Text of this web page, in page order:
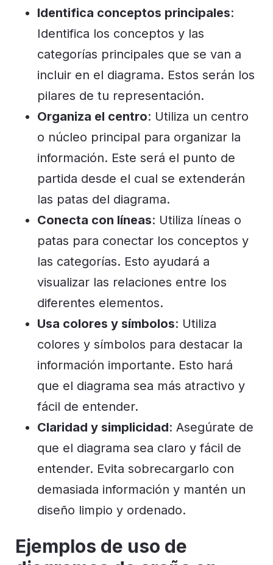
Identifica conceptos principales:
Identifica los conceptos y las
categorías principales que se van a
incluir en el diagrama. Estos serán los
pilares de tu representación.
Organiza el centro: Utiliza un centro
o núcleo principal para organizar la
información. Este será el punto de
partida desde el cual se extenderán
las patas del diagrama.
Conecta con líneas: Utiliza líneas o
patas para conectar los conceptos y
las categorías. Esto ayudará a
visualizar las relaciones entre los
diferentes elementos.
Usa colores y símbolos: Utiliza
colores y símbolos para destacar la
información importante. Esto hará
que el diagrama sea más atractivo y
fácil de entender.
Claridad y simplicidad: Asegúrate de
que el diagrama sea claro y fácil de
entender. Evita sobrecargarlo con
demasiada información y mantén un
diseño limpio y ordenado.
Ejemplos de uso de